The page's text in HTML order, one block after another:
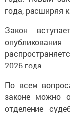
года, расширяя
Закон
2026 года.
По всем
законе можно
отделение